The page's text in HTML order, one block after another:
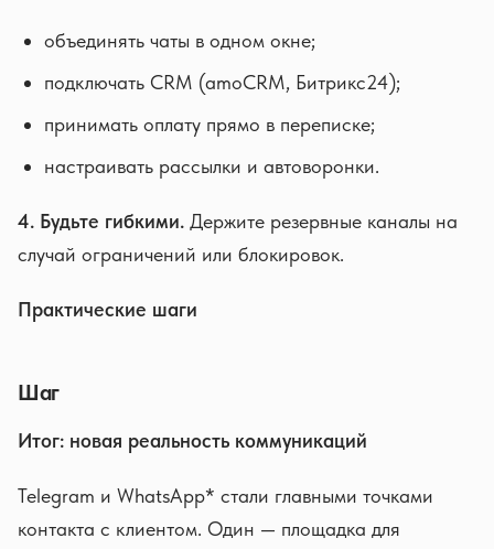
объединять чаты в одном окне;
подключать CRM (amoCRM, Битрикс24);
принимать оплату прямо в переписке;
настраивать рассылки и автоворонки.
4. Будьте гибкими. Держите резервные каналы на
случай ограничений или блокировок.
Практические шаги
Шаг
Итог: новая реальность коммуникаций
Telegram и WhatsApp* стали главными точками
контакта с клиентом. Один — площадка для